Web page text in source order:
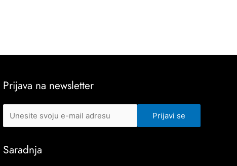
Prijava na newsletter
Saradnja